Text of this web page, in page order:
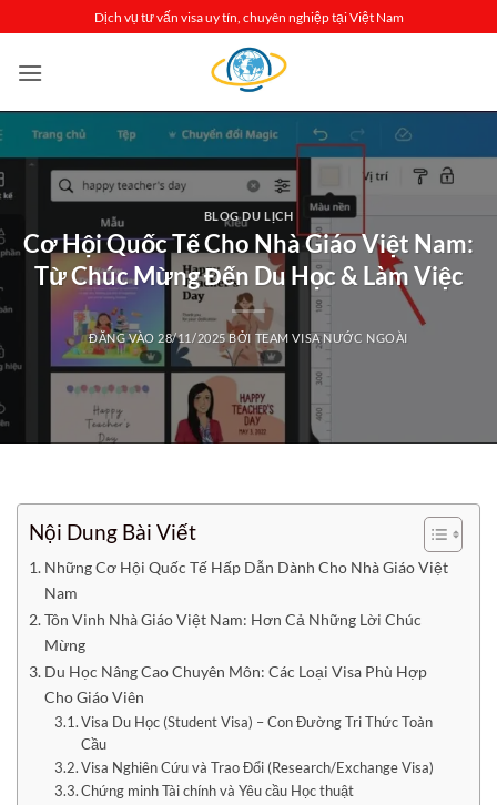
qua
nội
Dịch vụ tư vấn visa uy tín, chuyên nghiệp tại Việt Nam
BLOG DU LỊCH
Cơ Hội Quốc Tế Cho Nhà Giáo Việt Nam:
Từ Chúc Mừng Đến Du Học & Làm Việc
ĐĂNG VÀO 28/11/2025 BỞI TEAM VISA NƯỚC NGOÀI
Nội Dung Bài Viết
Những Cơ Hội Quốc Tế Hấp Dẫn Dành Cho Nhà Giáo Việt
Nam
Tôn Vinh Nhà Giáo Việt Nam: Hơn Cả Những Lời Chúc
Mừng
Du Học Nâng Cao Chuyên Môn: Các Loại Visa Phù Hợp
Cho Giáo Viên
Visa Du Học (Student Visa) – Con Đường Tri Thức Toàn
Cầu
Visa Nghiên Cứu và Trao Đổi (Research/Exchange Visa)
Chứng minh Tài chính và Yêu cầu Học thuật